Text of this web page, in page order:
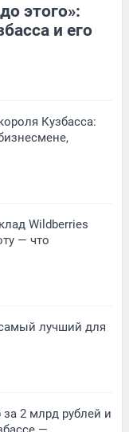
этого»:
и его
Кузбасса:
Wildberries
— что
лучший для
2 млрд рублей и